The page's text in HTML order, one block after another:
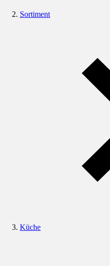
Sortiment
Küche